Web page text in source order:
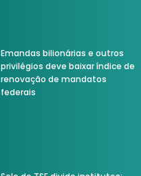
Emandas bilionárias e outros
privilégios deve baixar índice de
renovação de mandatos
federais